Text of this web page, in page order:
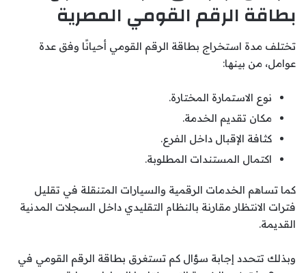
بطاقة الرقم القومي المصرية
تختلف مدة استخراج بطاقة الرقم القومي أحيانًا وفق عدة
عوامل، من بينها:
نوع الاستمارة المختارة.
مكان تقديم الخدمة.
كثافة الإقبال داخل الفرع.
اكتمال المستندات المطلوبة.
كما تساهم الخدمات الرقمية والسيارات المتنقلة في تقليل
فترات الانتظار مقارنة بالنظام التقليدي داخل السجلات المدنية
القديمة.
وبذلك تتحدد إجابة سؤال كم تستغرق بطاقة الرقم القومي في